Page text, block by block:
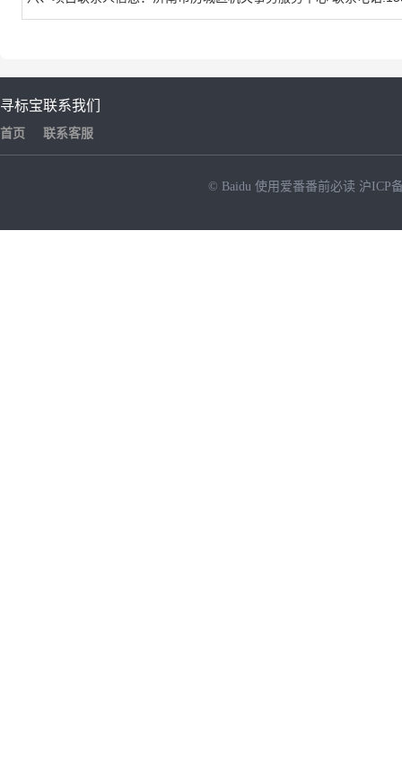
寻标宝
首页
联系我们
联系客服
© Baidu 使用爱番番前必读 沪ICP